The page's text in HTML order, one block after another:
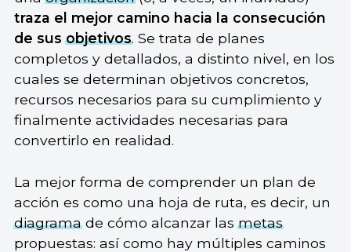
traza el mejor camino hacia la consecución
de susobjetivos. Se trata de planes
completos y detallados, a distinto nivel, en los
cuales se determinan objetivos concretos,
recursos necesarios para su cumplimiento y
finalmente actividades necesarias para
convertirlo en realidad.
La mejor forma de comprender un plan de
acción es como una hoja de ruta, es decir, un
diagramade cómo alcanzar lasmetas
propuestas: así como hay múltiples caminos